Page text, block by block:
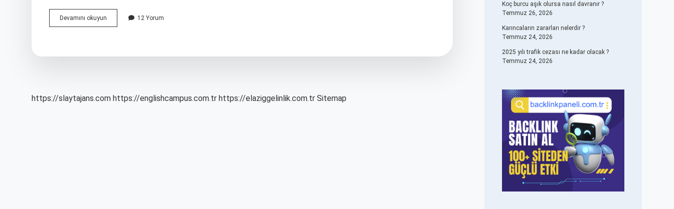
Devamını okuyun
Içi
12 Yorum
https://slaytajans.com https://englishcampus.com.tr https://elaziggelinlik.com.tr Sitemap
Koç burcu aşık olursa nasıl davranır ?
Temmuz 26, 2026
Karıncaların zararları nelerdir ?
Temmuz 24, 2026
2025 yılı trafik cezası ne kadar olacak ?
Temmuz 24, 2026